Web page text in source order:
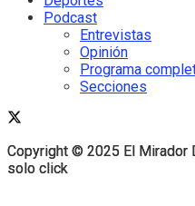
Copyright © 2025 El Mirador
solo click
Podcast
Entrevistas
Opinión
Programa
Secciones
Copyright © 2025 El Mirador
solo click